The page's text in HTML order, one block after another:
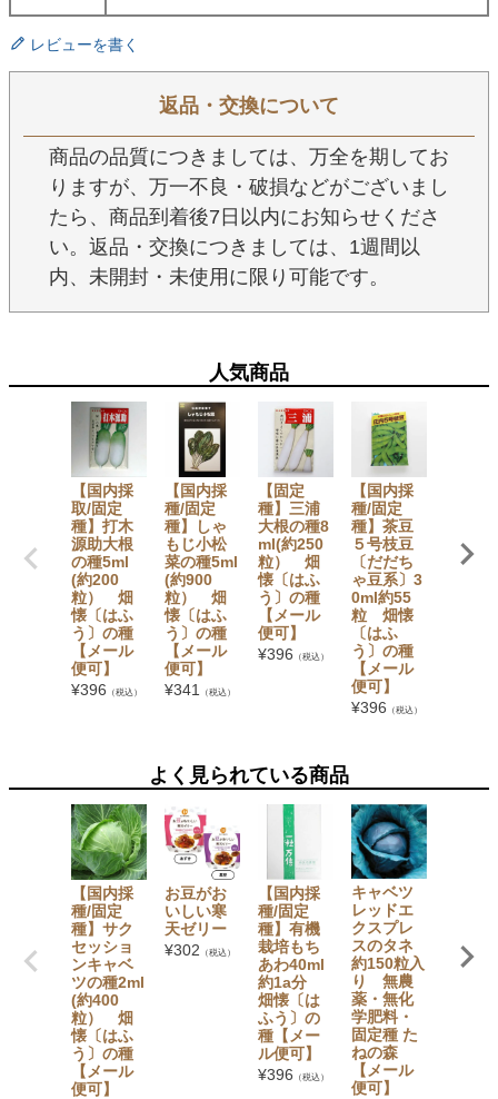
レビューを書く
返品・交換について
商品の品質につきましては、万全を期してお
りますが、万一不良・破損などがございまし
たら、商品到着後7日以内にお知らせくださ
い。返品・交換につきましては、1週間以
内、未開封・未使用に限り可能です。
人気商品
【国内採
取/固定
種】打木
源助大根
の種5ml
(約200
粒） 畑
懐〔はふ
う〕の種
【メール
便可】
¥396 （税込）
【国内採
種/固定
種】しゃ
もじ小松
菜の種5ml
(約900
粒） 畑
懐〔はふ
う〕の種
【メール
便可】
¥341 （税込）
【固定
種】三浦
大根の種8
ml(約250
粒） 畑
懐〔はふ
う〕の種
【メール
便可】
¥396 （税込）
【国内採
種/固定
種】茶豆
５号枝豆
〔だだち
ゃ豆系〕3
0ml約55
粒 畑懐
〔はふ
う〕の種
【メール
便可】
¥396 （税込）
洗たく
洗剤
よく見られている商品
【国内採
種/固定
種】サク
セッショ
ンキャベ
ツの種2ml
(約400
粒） 畑
懐〔はふ
う〕の種
【メール
便可】
お豆がお
いしい寒
天ゼリー
¥302 （税込）
【国内採
種/固定
種】有機
栽培もち
あわ40ml
約1a分
畑懐〔は
ふう〕の
種【メー
ル便可】
¥396 （税込）
キャベツ
レッドエ
クスプレ
スのタネ
約150粒入
り 無農
薬・無化
学肥料・
固定種 た
ねの森
【メール
便可】
ゲンサ
の種